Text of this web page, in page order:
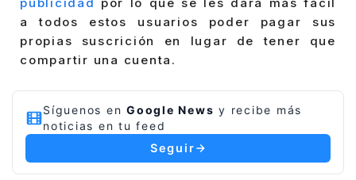
publicidad por lo que se les dará más fácil
a todos estos usuarios poder pagar sus
propias suscrición en lugar de tener que
compartir una cuenta.
Síguenos en Google News y recibe más
noticias en tu feed
Seguir